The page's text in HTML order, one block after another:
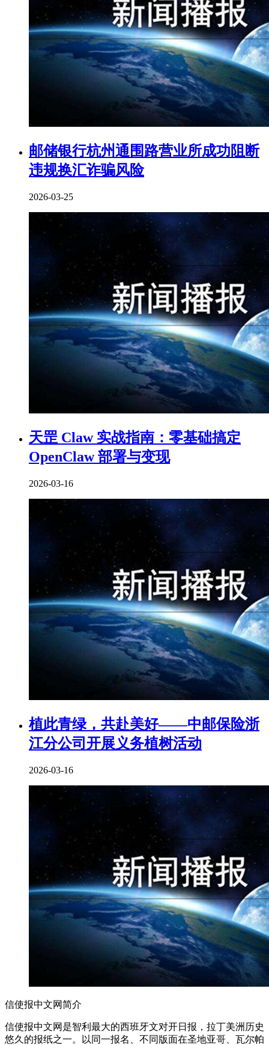
邮储银行杭州通围路营业所成功阻断
违规换汇诈骗风险
2026-03-25
天罡 Claw 实战指南：零基础搞定
OpenClaw 部署与变现
2026-03-16
植此青绿，共赴美好——中邮保险浙
江分公司开展义务植树活动
2026-03-16
信使报中文网简介
信使报中文网是智利最大的西班牙文对开日报，拉丁美洲历史
悠久的报纸之一。以同一报名、不同版面在圣地亚哥、瓦尔帕